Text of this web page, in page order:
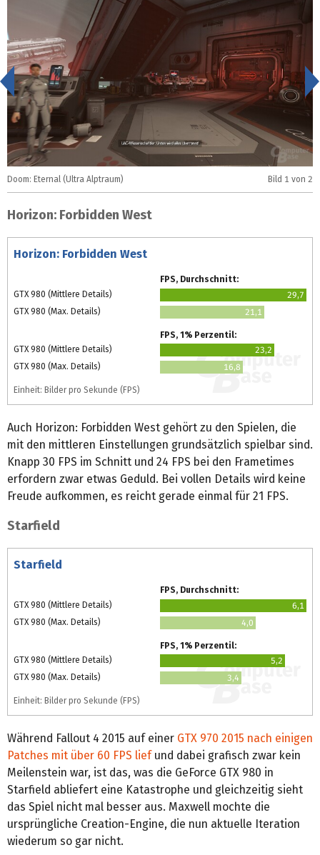
Doom: Eternal (Ultra Alptraum) Bild 1 von 2
<
Horizon: Forbidden West
Horizon: Forbidden West
FPS, Durchschnitt:
GTX 980 (Mittlere Details)
29,7
GTX 980 (Max. Details)
21,1
FPS, 1% Perzentil:
GTX 980 (Mittlere Details)
23,2
GTX 980 (Max. Details)
16,8
Einheit: Bilder pro Sekunde (FPS)
Auch Horizon: Forbidden West gehört zu den Spielen, die
mit den mittleren Einstellungen grundsätzlich spielbar sind.
Knapp 30 FPS im Schnitt und 24 FPS bei den Frametimes
erfordern zwar etwas Geduld. Bei vollen Details wird keine
Freude aufkommen, es reicht gerade einmal für 21 FPS.
Starfield
Starfield
FPS, Durchschnitt:
GTX 980 (Mittlere Details)
6,1
GTX 980 (Max. Details)
4,0
FPS, 1% Perzentil:
GTX 980 (Mittlere Details)
5,2
GTX 980 (Max. Details)
3,4
Einheit: Bilder pro Sekunde (FPS)
Während Fallout 4 2015 auf einer GTX 970 2015 nach einigen
Patches mit über 60 FPS liefund dabei grafisch zwar kein
Meilenstein war, ist das, was die GeForce GTX 980 in
Starfield abliefert eine Katastrophe und gleichzeitig sieht
das Spiel nicht mal besser aus. Maxwell mochte die
ursprüngliche Creation-Engine, die nun aktuelle Iteration
wiederum so gar nicht.